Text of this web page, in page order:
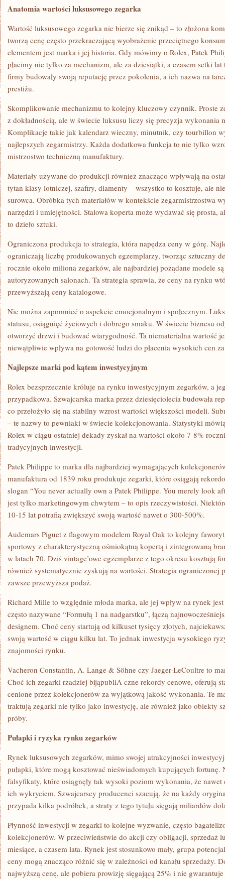
Anatomia wartości luksusowego zegarka
Wartość luksusowego zegarka nie bierze się znikąd – to złożona
tworzą cenę często przekraczającą wyobrażenie przeciętnego
elementem jest marka i jej historia. Gdy mówimy o Rolex, Patek
płacimy nie tylko za mechanizm, ale za dziesiątki, a czasem setki
firmy budowały swoją reputację przez pokolenia, a ich nazwa na
prestiżu.
Skomplikowanie mechanizmu to kolejny kluczowy czynnik. Proste
z dokładnością, ale w świecie luksusu liczy się precyzja wykonania
Komplikacje takie jak kalendarz wieczny, minutnik, czy tourbillon
najlepszych zegarmistrzy. Każda dodatkowa funkcja to nie tylko
mistrzostwo techniczną manufaktury.
Materiały używane do produkcji również znacząco wpływają na
tytan klasy lotniczej, szafiry, diamenty – wszystko to kosztuje, ale
surowca. Obróbka tych materiałów w kontekście zegarmistrzostwa
narzędzi i umiejętności. Stalowa koperta może wydawać się prosta,
to dzieło sztuki.
Ograniczona produkcja to strategia, która napędza ceny w górę.
ograniczają liczbę produkowanych egzemplarzy, tworząc sztuczny
rocznie około miliona zegarków, ale najbardziej pożądane modele
autoryzowanych salonach. Ta strategia sprawia, że ceny na rynku
przewyższają ceny katalogowe.
Nie można zapomnieć o aspekcie emocjonalnym i społecznym.
statusu, osiągnięć życiowych i dobrego smaku. W świecie biznesu
otworzyć drzwi i budować wiarygodność. Ta niematerialna wartość
niewątpliwie wpływa na gotowość ludzi do płacenia wysokich cen
Najlepsze marki pod kątem inwestycyjnym
Rolex bezsprzecznie króluje na rynku inwestycyjnym zegarków, a
przypadkowa. Szwajcarska marka przez dziesięciolecia budowała
co przełożyło się na stabilny wzrost wartości większości modeli.
– te nazwy to pewniaki w świecie kolekcjonowania. Statystyki
Rolex w ciągu ostatniej dekady zyskał na wartości około 7-8%
tradycyjnych inwestycji.
Patek Philippe to marka dla najbardziej wymagających
manufaktura od 1839 roku produkuje zegarki, które osiągają
slogan “You never actually own a Patek Philippe. You merely look
jest tylko marketingowym chwytem – to opis rzeczywistości.
10-15 lat potrafią zwiększyć swoją wartość nawet o 300-500%.
Audemars Piguet z flagowym modelem Royal Oak to kolejny
sportowy z charakterystyczną ośmiokątną kopertą i zintegrowaną
w latach 70. Dziś vintage’owe egzemplarze z tego okresu kosztują
również systematycznie zyskują na wartości. Strategia ograniczonej
zawsze przewyższa podaż.
Richard Mille to względnie młoda marka, ale jej wpływ na rynek
często nazywane “Formułą 1 na nadgarstku”, łączą
designem. Choć ceny startują od kilkuset tysięcy złotych,
swoją wartość w ciągu kilku lat. To jednak inwestycja wysokiego
znajomości rynku.
Vacheron Constantin, A. Lange & Söhne czy Jaeger-LeCoultre to
Choć ich zegarki rzadziej bijąpubliA czne rekordy cenowe, oferują
cenione przez kolekcjonerów za wyjątkową jakość wykonania. Te
traktują zegarki nie tylko jako inwestycję, ale również jako obiekty
próby.
Pułapki i ryzyka rynku zegarków
Rynek luksusowych zegarków, mimo swojej atrakcyjności
pułapki, które mogą kosztować nieświadomych kupujących fortunę.
falsyfikaty, które osiągnęły tak wysoki poziom wykonania, że
ich wykryciem. Szwajcarscy producenci szacują, że na każdy
przypada kilka podróbek, a straty z tego tytułu sięgają miliardów
Płynność inwestycji w zegarki to kolejne wyzwanie, często
kolekcjonerów. W przeciwieństwie do akcji czy obligacji, sprzedaż
miesiące, a czasem lata. Rynek jest stosunkowo mały, grupa
ceny mogą znacząco różnić się w zależności od kanału sprzedaży.
najwyższą cenę, ale pobiera prowizję sięgającą 25% i nie